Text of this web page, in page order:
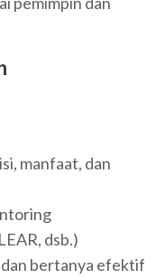
manfaat, dan
dsb.)
bertanya efektif